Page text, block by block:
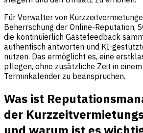
Für Verwalter von
Beherrschung der Online-Reputation,
die kontinuierlich Gästefeedback
authentisch antworten und KI-
nutzen. Das ermöglicht es, eine
pflegen, ohne zusätzliche Zeit in
Terminkalender zu beanspruchen.
Was ist
der